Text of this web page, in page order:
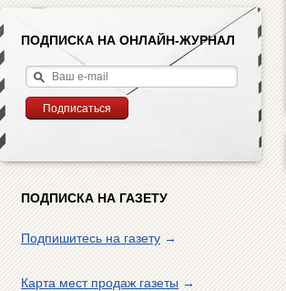
ПОДПИСКА НА ОНЛАЙН-ЖУРНАЛ
ПОДПИСКА НА ГАЗЕТУ
Подпишитесь на газету→
Карта мест продаж газеты→